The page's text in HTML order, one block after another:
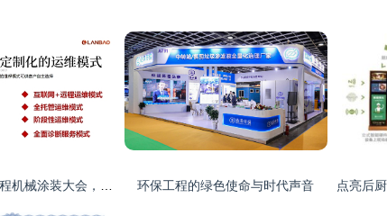
环保工程的绿色使命与时代声音